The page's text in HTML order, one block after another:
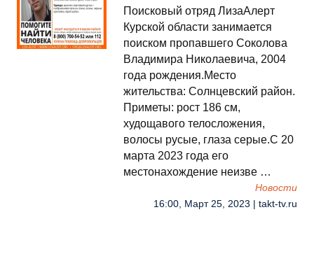
Поисковый отряд ЛизаАлерт
Курской области занимается
поиском пропавшего Соколова
Владимира Николаевича, 2004
года рождения.Место
жительства: Солнцевский район.
Приметы: рост 186 см,
худощавого телосложения,
волосы русые, глаза серые.С 20
марта 2023 года его
местонахождение неизве …
Новости
16:00, Март 25, 2023 | takt-tv.ru